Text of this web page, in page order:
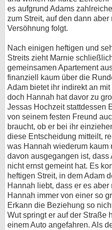
es aufgrund Adams
zum Streit, auf den dann
Versöhnung folgt.
Nach einigen heftigen und
Streits zieht Marnie
gemeinsamen Apartement
finanziell kaum über die
Adam bietet ihr indirekt an
doch Hannah hat davor zu
Jessas Hochzeit stattdessen
von seinem festen Freund
braucht, ob er bei ihr
diese Entscheidung mitteilt,
was Hannah wiederum
davon ausgegangen ist,
nicht ernst gemeint hat. Es
heftigen Streit, in dem Adam
Hannah liebt, dass er es
Hannah immer von einer so
Erkann die Beziehung so
Wut springt er auf der Straße
einem Auto angefahren. Als